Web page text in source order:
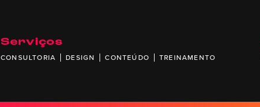
Serviços
CONSULTORIA DESIGN CONTEÚDO TREINAMENTO